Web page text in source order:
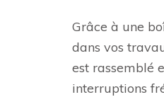
Grâce à une
dans vos
est rassemblé
interruptions